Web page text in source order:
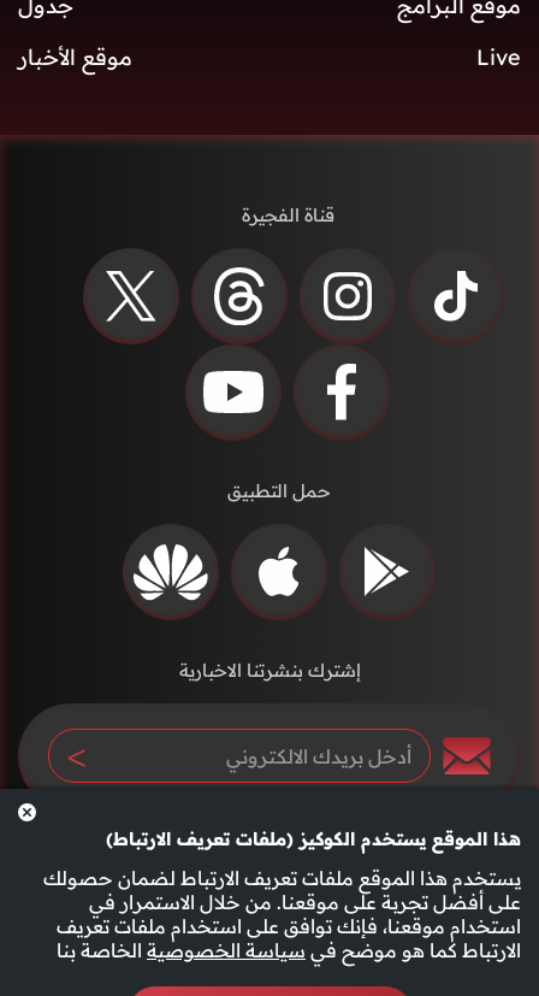
هذا الموقع يستخدم الكوكيز (ملفات تعريف الارتباط)
يستخدم هذا الموقع ملفات تعريف الارتباط لضمان حصولك
على أفضل تجربة على موقعنا. من خلال الاستمرار في
استخدام موقعنا، فإنك توافق على استخدام ملفات تعريف
الارتباط كما هو موضح في سياسة الخصوصية الخاصة بنا
Live
موقع الأخبار
قناة الفجيرة
حمل التطبيق
إشترك بنشرتنا الاخبارية
سياسة الخصوصية الأحكام والشروط